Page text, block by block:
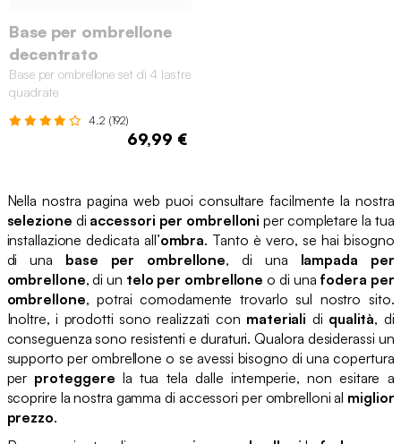
Base per ombrellone
decentrato
Base per ombrellone set di 4 lastre
quadrate
4.2 (192)
69,99 €
Nella nostra pagina web puoi consultare facilmente la nostra
selezione di accessori per ombrelloniper completare la tua
installazione dedicata all’ombra. Tanto è vero, se hai bisogno
di una base per ombrellone, di una lampada per
ombrellone, di un telo per ombrellone o di una fodera per
ombrellone, potrai comodamente trovarlo sul nostro sito.
Inoltre, i prodotti sono realizzati con materiali di qualità, di
conseguenza sono resistenti e duraturi. Qualora desiderassi un
supporto per ombrellone o se avessi bisogno di una copertura
per proteggere la tua tela dalle intemperie, non esitare a
scoprire la nostra gamma di accessori per ombrelloni al miglior
prezzo.